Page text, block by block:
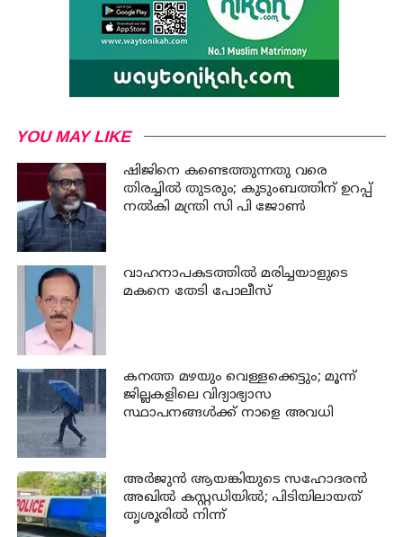
YOU MAY LIKE
ഷിജിനെ കണ്ടെത്തുന്നതു വരെ
തിരച്ചില്‍ തുടരും; കുടുംബത്തിന് ഉറപ്പ്
നല്‍കി മന്ത്രി സി പി ജോണ്‍
വാഹനാപകടത്തില്‍ മരിച്ചയാളുടെ
മകനെ തേടി പോലീസ്
കനത്ത മഴയും വെള്ളക്കെട്ടും; മൂന്ന്‌
ജില്ലകളിലെ വിദ്യാഭ്യാസ
സ്ഥാപനങ്ങള്‍ക്ക് നാളെ അവധി
അര്‍ജുന്‍ ആയങ്കിയുടെ സഹോദരന്‍
അഖില്‍ കസ്റ്റഡിയില്‍; പിടിയിലായത്
തൃശൂരില്‍ നിന്ന്